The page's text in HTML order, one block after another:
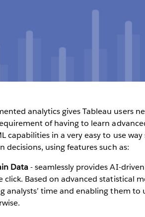
analytics gives Tableau users
of having to learn
capabilities in a very easy to use
decisions, using features such as:
Data- seamlessly provides AI-
click. Based on advanced statistical
analysts’ time and enabling them